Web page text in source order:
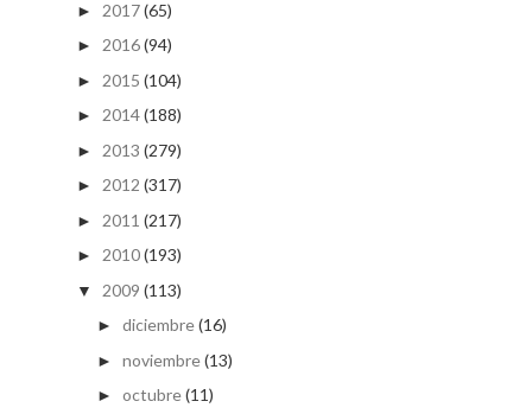
► 2017(65)
► 2016(94)
► 2015 (104)
► 2014(188)
► 2013 (279)
► 2012 (317)
► 2011 (217)
► 2010(193)
▼ 2009 (113)
► diciembre(16)
► noviembre(13)
► octubre(11)